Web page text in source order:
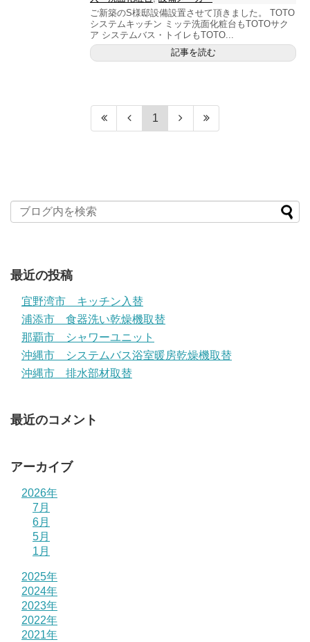
ご新築のS様邸設備設置させて頂きました。 TOTO
システムキッチン ミッテ洗面化粧台もTOTOサク
ア システムバス・トイレもTOTO...
記事を読む
1
最近の投稿
宜野湾市 キッチン入替
浦添市 食器洗い乾燥機取替
那覇市 シャワーユニット
沖縄市 システムバス浴室暖房乾燥機取替
沖縄市 排水部材取替
最近のコメント
アーカイブ
2026年
7月
6月
5月
1月
2025年
2024年
2023年
2022年
2021年